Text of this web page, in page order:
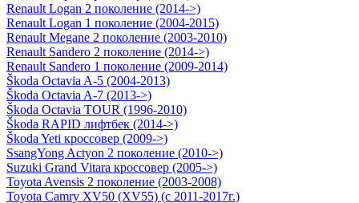
Renault Logan 2 поколение (2014->)
Renault Logan 1 поколение (2004-2015)
Renault Megane 2 поколение (2003-2010)
Renault Sandero 2 поколение (2014->)
Renault Sandero 1 поколение (2009-2014)
Škoda Octavia A-5 (2004-2013)
Škoda Octavia A-7 (2013->)
Škoda Octavia TOUR (1996-2010)
Škoda RAPID лифтбек (2014->)
Škoda Yeti кроссовер (2009->)
SsangYong Actyon 2 поколение (2010->)
Suzuki Grand Vitara кроссовер (2005->)
Toyota Avensis 2 поколение (2003-2008)
Toyota Camry ХV50 (XV55) (с 2011-2017г.)